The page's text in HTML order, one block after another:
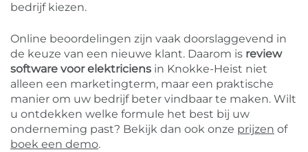
bedrijf kiezen.
Online beoordelingen zijn vaak doorslaggevend in
de keuze van een nieuwe klant. Daarom is review
software voor elektriciens in Knokke-Heist niet
alleen een marketingterm, maar een praktische
manier om uw bedrijf beter vindbaar te maken. Wilt
u ontdekken welke formule het best bij uw
onderneming past? Bekijk dan ook onze prijzen of
boek een demo.